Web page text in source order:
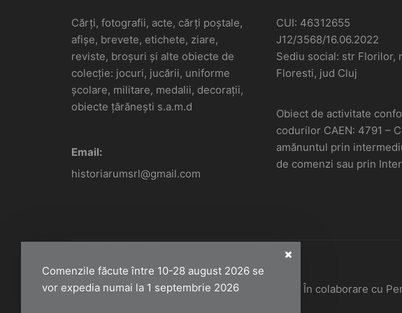
Comenzile făcute între 10-28 august 2026 se
vor expedia numai la 1 septembrie 2026
Cărți, fotografii, acte, cărți poștale,
afișe, brevete, etichete, ziare,
reviste, broșuri și alte obiecte de
colecție: jocuri, jucării, uniforme
școlare, militare, medalii, decorații,
obiecte țărănești s.a.m.d
Email:
historiarumsrl@gmail.com
CUI: 46312655
J12/3568/16.06.2022
Sediu social: str Florilor,
Floresti, jud Cluj
Obiect de activitate
codurilor CAEN: 4791 –
amănuntul prin
de comenzi sau prin
Historiarum 2026 - Toate drepturile rezervate. În colaborare cu